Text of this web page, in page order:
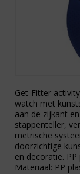
Get-Fitter
watch met
aan de zijkant
stappenteller,
metrische
doorzichtige
en decoratie.
Materiaal: PP